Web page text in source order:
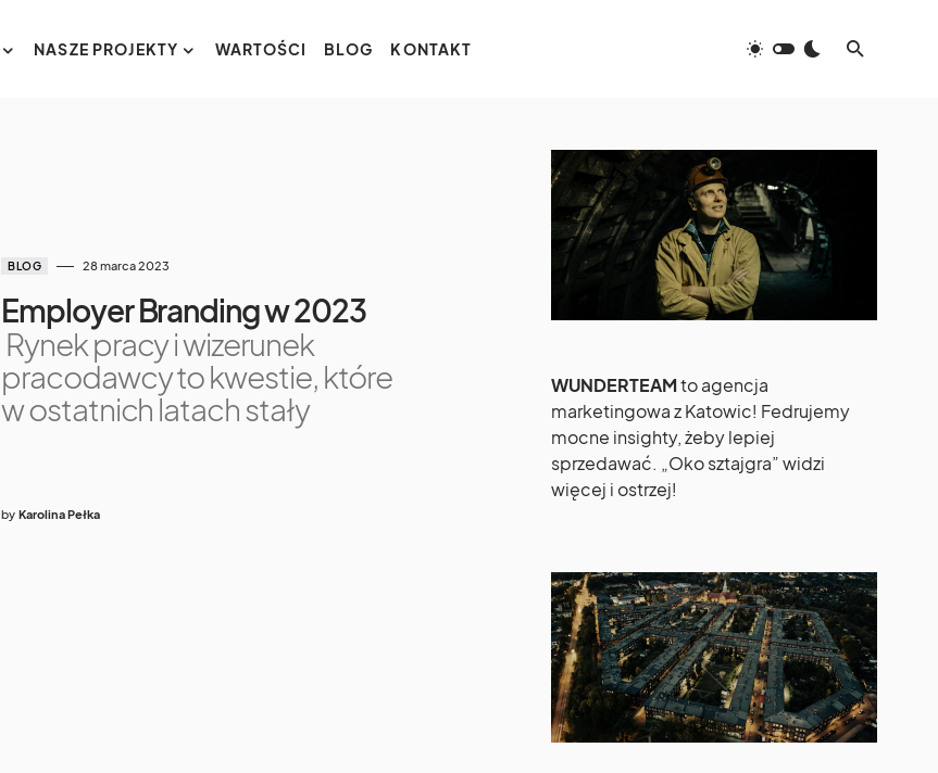
NASZE PROJEKTY WARTOŚCI BLOG KONTAKT
BLOG 28 marca 2023
Employer Branding w 2023
Rynek pracy i wizerunek
pracodawcy to kwestie, które
w ostatnich latach stały
by Karolina Pełka
WUNDERTEAMto agencja
marketingowa z Katowic! Fedrujemy
mocne insighty, żeby lepiej
sprzedawać. „Oko sztajgra” widzi
więcej i ostrzej!